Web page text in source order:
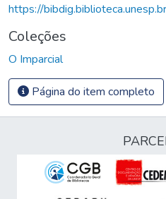
https://
Coleções
O Imparcial
Página do item completo